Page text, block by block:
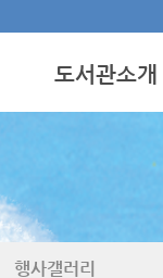
도서관소개
연혁
행사갤러리